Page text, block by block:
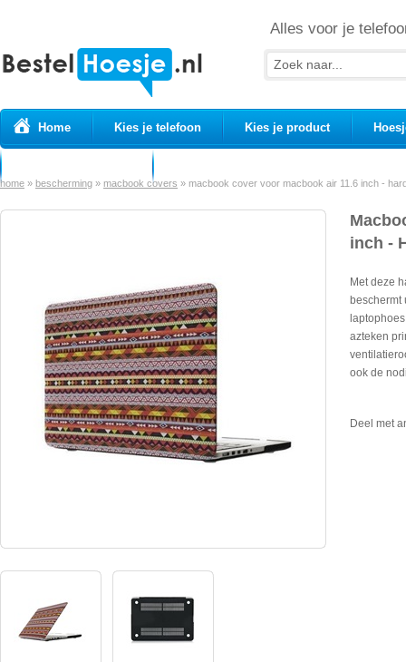
Alles voor je
Home Kies je telefoon Kies je product
home » bescherming » macbook covers » macbook cover voor macbook air 11.6 inch -
inch -
Met deze
beschermt
azteken
ook de
Deel met